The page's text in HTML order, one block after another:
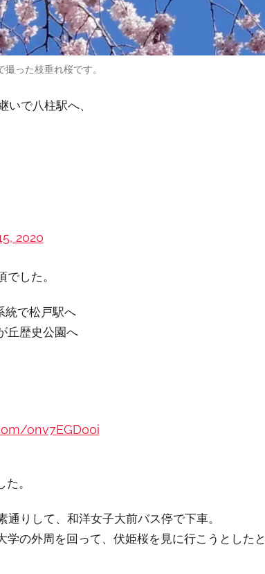
った枝垂れ桜です。
で八柱駅へ、
2020
した。
統で松戸駅へ
丘歴史公園へ
onv7EGD00i
2020
。
りして、和洋女子大前バス停で下車。
の外周を回って、伏姫桜を見に行こうとしたと